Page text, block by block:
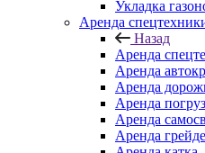
Укладка
Аренда
Назад
Аренда
Аренда
Аренда
Аренда
Аренда
Аренда